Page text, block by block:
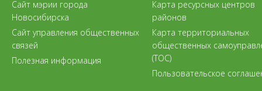
Сайт мэрии города
Новосибирска
Сайт управления общественных
связей
Полезная информация
Карта ресурсных центров
районов
Карта территориальных
общественных
(ТОС)
Пользовательское